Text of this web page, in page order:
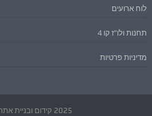
לוח ארועים
תחנות ולו"ז קו 4
מדיניות פרטיות
2025 קידום ובניית אתרים